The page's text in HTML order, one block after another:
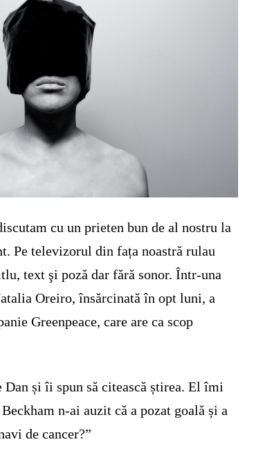
cu un prieten bun de al nostru la
Pe televizorul din fața noastră rulau
text şi poză dar fără sonor. Într-una
Oreiro, însărcinată în opt luni, a
Greenpeace, care are ca scop
Dan și îi spun să citească știrea. El îmi
n-ai auzit că a pozat goală și a
de cancer?”